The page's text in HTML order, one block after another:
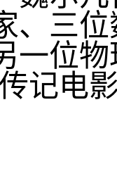
、三
一位
记电